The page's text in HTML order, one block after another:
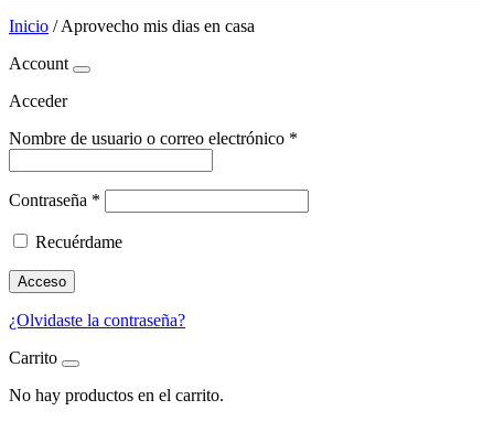
Inicio /Aprovecho mis dias en casa
Account
Acceder
Nombre de usuario o correo electrónico *
Contraseña *
Recuérdame
Acceso
¿Olvidaste la contraseña?
Carrito
No hay productos en el carrito.